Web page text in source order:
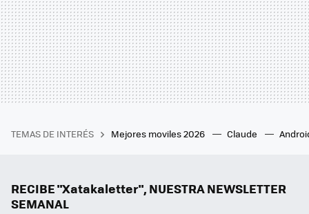
TEMAS DE INTERÉS Mejores moviles 2026 Claude
RECIBE "Xatakaletter", NUESTRA NEWSLETTER
SEMANAL